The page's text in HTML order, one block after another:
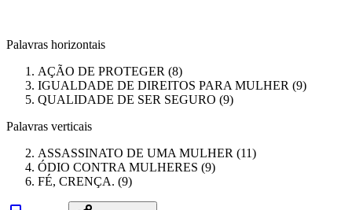
Palavras horizontais
AÇÃO DE PROTEGER (8)
IGUALDADE DE DIREITOS PARA MULHER (9)
QUALIDADE DE SER SEGURO (9)
Palavras verticais
ASSASSINATO DE UMA MULHER (11)
ÓDIO CONTRA MULHERES (9)
FÉ, CRENÇA. (9)